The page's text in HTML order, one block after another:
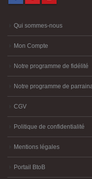
Qui sommes-nous
Mon Compte
Notre programme de fidélité
Notre programme de
CGV
Politique de confidentialité
Mentions légales
Portail BtoB